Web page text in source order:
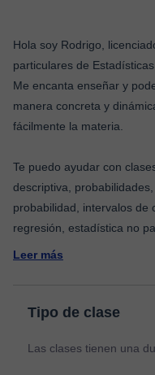
Hola soy Rodrigo,
particulares de
Me encanta enseñar y
manera concreta y
fácilmente la materia.
Te puedo ayudar con
descriptiva,
probabilidad, intervalos de
regresión, estadística no
Leer más
Tipo de clase
Las clases tienen una